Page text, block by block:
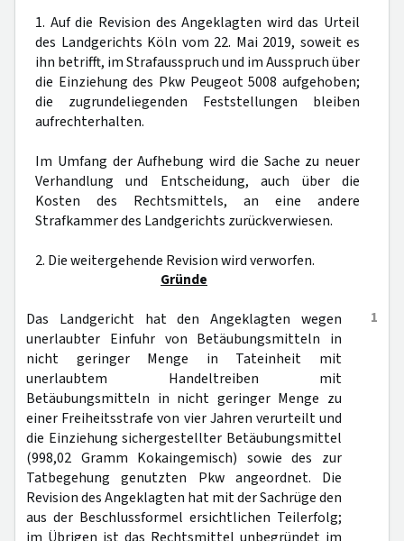
1. Auf die Revision des Angeklagten wird das Urteil
des Landgerichts Köln vom 22. Mai 2019, soweit es
ihn betrifft, im Strafausspruch und im Ausspruch über
die Einziehung des Pkw Peugeot 5008 aufgehoben;
die zugrundeliegenden Feststellungen bleiben
aufrechterhalten.
Im Umfang der Aufhebung wird die Sache zu neuer
Verhandlung und Entscheidung, auch über die
Kosten des Rechtsmittels, an eine andere
Strafkammer des Landgerichts zurückverwiesen.
2. Die weitergehende Revision wird verworfen.
Gründe
1
Das Landgericht hat den Angeklagten wegen
unerlaubter Einfuhr von Betäubungsmitteln in
nicht geringer Menge in Tateinheit mit
unerlaubtem Handeltreiben mit
Betäubungsmitteln in nicht geringer Menge zu
einer Freiheitsstrafe von vier Jahren verurteilt und
die Einziehung sichergestellter Betäubungsmittel
(998,02 Gramm Kokaingemisch) sowie des zur
Tatbegehung genutzten Pkw angeordnet. Die
Revision des Angeklagten hat mit der Sachrüge den
aus der Beschlussformel ersichtlichen Teilerfolg;